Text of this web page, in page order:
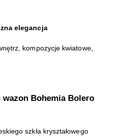
elegancja
kompozycje kwiatowe,
Bohemia Bolero
szkła kryształowego